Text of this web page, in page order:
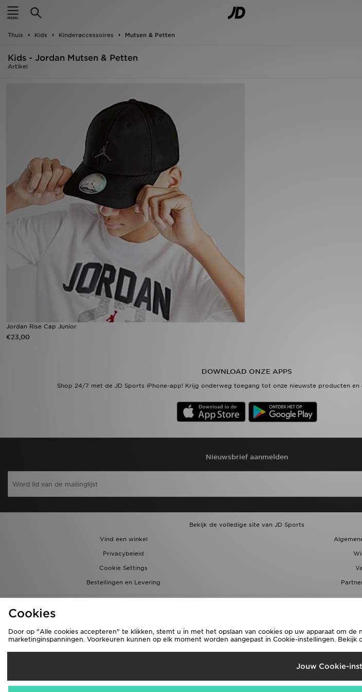
Thuis Kids Kinderaccessoires Mutsen & Petten
Kids - Jordan Mutsen & Petten
Artikel
Jordan Rise Cap Junior
€23,00
DOWNLOAD ONZE APPS
Shop 24/7 met de JD Sports iPhone-app! Krijg onderweg toegang tot onze nieuwste producten en
Nieuwsbrief aanmelden
Bekijk de volledige site van JD Sports
Vind een winkel
Privacybeleid
Cookie Settings
Bestellingen en Levering
Verzenden Naar
Home
New In
Collecties
Voetbal
Sports
Bestelling traceren
Klantenservice
Cookies
Door op "Alle cookies accepteren" te klikken, stemt u in met het opslaan van cookies op uw apparaat om
marketinginspanningen. Voorkeuren kunnen op elk moment worden aangepast in Cookie-instellingen. Bekijk
Jouw Cookie-